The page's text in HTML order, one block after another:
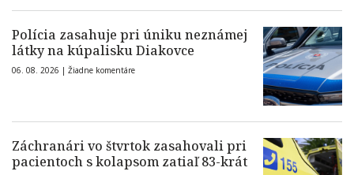
Polícia zasahuje pri úniku neznámej
látky na kúpalisku Diakovce
06. 08. 2026 | Žiadne komentáre
Záchranári vo štvrtok zasahovali pri
pacientoch s kolapsom zatiaľ 83-krát